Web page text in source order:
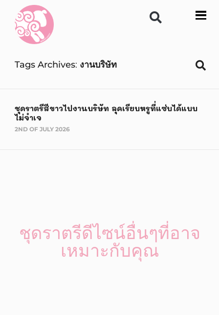
Tags Archives งานบริษัท
ชุดราตรีสีขาวไปงานบริษัท ลุคเรียบหรูที่แซ่บได้แบบ
ไม่จำเจ
2ND OF JULY 2026
ชุดราตรีดีไซน์อื่นๆที่อาจ
เหมาะกับคุณ